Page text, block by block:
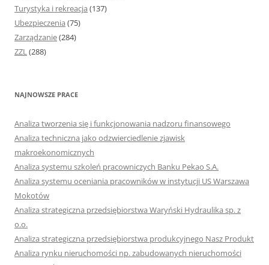
Turystyka i rekreacja (137)
Ubezpieczenia (75)
Zarządzanie(284)
ZZL(288)
NAJNOWSZE PRACE
Analiza tworzenia się i funkcjonowania nadzoru finansowego
Analiza techniczna jako odzwierciedlenie zjawisk
makroekonomicznych
Analiza systemu szkoleń pracowniczych Banku Pekao S.A.
Analiza systemu oceniania pracowników w instytucji US Warszawa
Mokotów
Analiza strategiczna przedsiębiorstwa Waryński Hydraulika sp. z
o.o.
Analiza strategiczna przedsiębiorstwa produkcyjnego Nasz Produkt
Analiza rynku nieruchomości np. zabudowanych nieruchomości